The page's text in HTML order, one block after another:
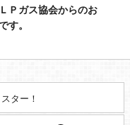
Ｐガス協会からのお
す。
ター！